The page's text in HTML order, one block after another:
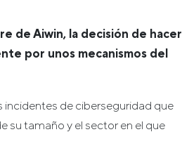
de Aiwin, la decisión de hacer
por unos mecanismos del
incidentes de ciberseguridad que
su tamaño y el sector en el que